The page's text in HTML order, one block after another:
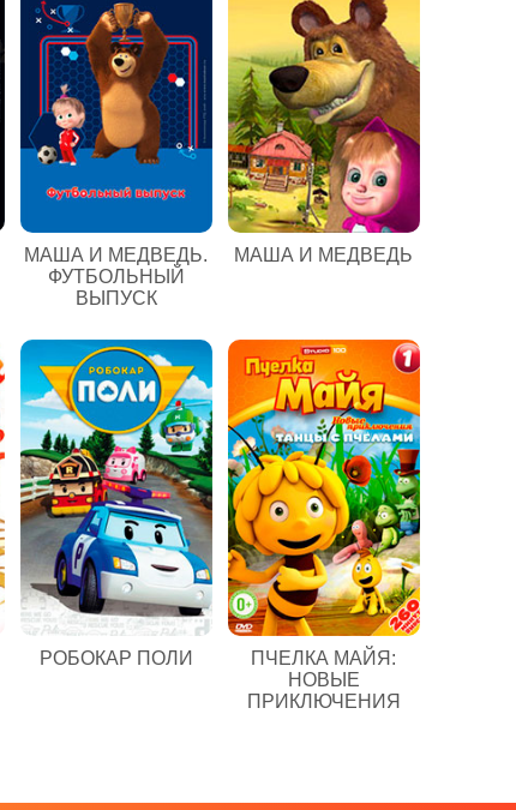
МАША И МЕДВЕДЬ.
ФУТБОЛЬНЫЙ
ВЫПУСК
МАША И МЕДВЕДЬ
РОБОКАР ПОЛИ
ПЧЕЛКА МАЙЯ:
НОВЫЕ
ПРИКЛЮЧЕНИЯ